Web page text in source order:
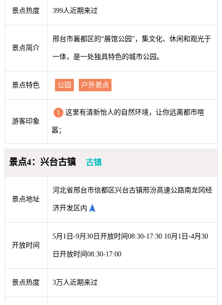
景点热度 399人近期来过
景点简介
邢台市襄都区的“展馆公园”，集文化、休闲和观光于
一体，是一处独具特色的城市公园。
景点特色 公园 户外景点
游客印象
1 这里有清新怡人的自然环境，让你远离都市喧
嚣；
景点4：兴台古镇 古镇
景点地址
河北省邢台市信都区兴台古镇邢汾高速公路南龙冈经
济开发区内
开放时间
5月1日-9月30日开放时间08:30-17:30 10月1日-4月30
日开放时间08:30-17:00
景点热度 3万人近期来过